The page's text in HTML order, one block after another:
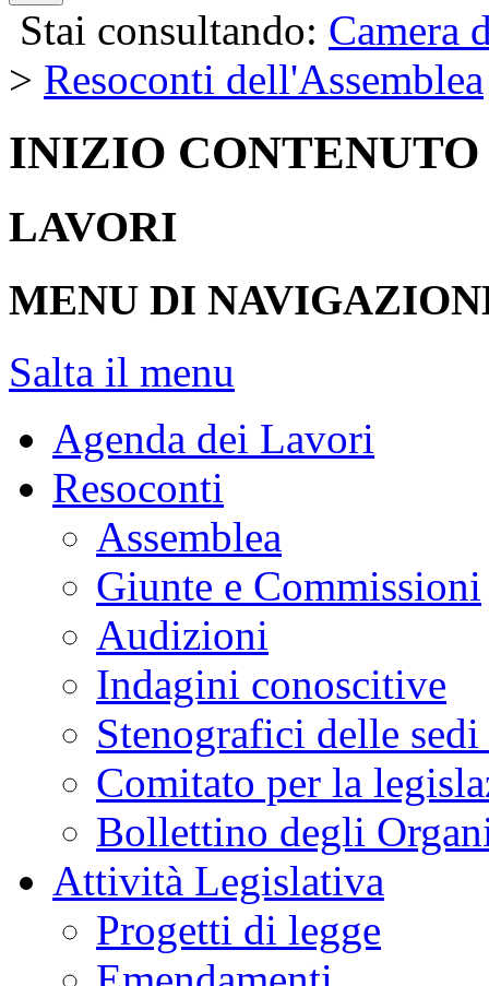
Stai consultando: Camera
> Resoconti dell'Assemblea
INIZIO CONTENUTO
LAVORI
MENU DI
Salta il menu
Agenda dei Lavori
Resoconti
Assemblea
Giunte e Commissioni
Audizioni
Indagini conoscitive
Stenografici delle
Comitato per la
Bollettino degli
Attività Legislativa
Progetti di legge